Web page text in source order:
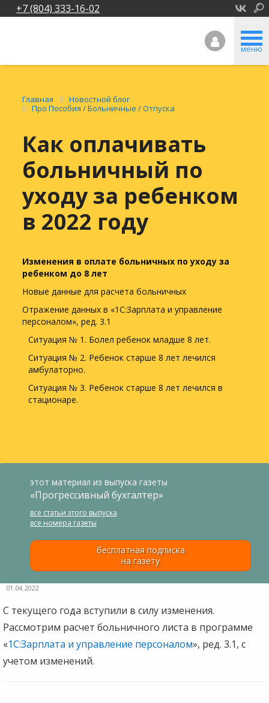
+7 (804) 333-16-02
меню
Главная
Новостной блог
Про Пособия / Больничные / Отпуска
Как оплачивать
больничный по
уходу за ребенком
в 2022 году
Изменения в оплате больничных по уходу за
ребенком до 8 лет
Новые данные для расчета больничных
Отражение данных в «1С:Зарплата и управление
персоналом», ред. 3.1
Ситуация № 1. Болел ребенок младше 8 лет.
Ситуация № 2. Ребенок старше 8 лет лечился
амбулаторно.
Ситуация № 3. Ребенок старше 8 лет лечился в
стационаре.
этот материал из выпуска газеты
«Прогрессивный бухгалтер»
все статьи этого выпуска
все номера газеты
бесплатная подписка
на газету
01.04.2022
С текущего года вступили в силу изменения.
Рассмотрим расчет больничного листа в программе
«1С:Зарплата и управление персоналом», ред. 3.1, с
учетом изменений.